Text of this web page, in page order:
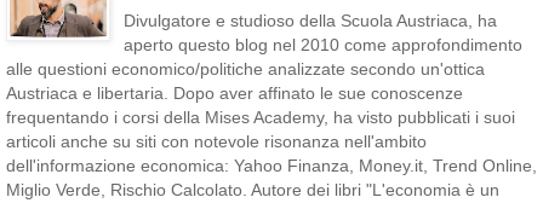
Divulgatore e studioso della Scuola Austriaca, ha
aperto questo blog nel 2010 come approfondimento
alle questioni economico/politiche analizzate secondo un'ottica
Austriaca e libertaria. Dopo aver affinato le sue conoscenze
frequentando i corsi della Mises Academy, ha visto pubblicati i suoi
articoli anche su siti con notevole risonanza nell'ambito
dell'informazione economica: Yahoo Finanza, Money.it, Trend Online,
Miglio Verde, Rischio Calcolato. Autore dei libri "L'economia è un